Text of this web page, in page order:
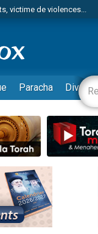
victime de violences...
appartement insalubre
Orphelins
Paracha